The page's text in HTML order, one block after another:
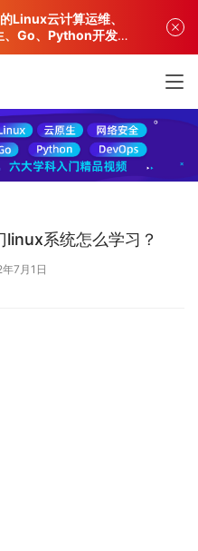
linux系统怎么学习？
7月1日
Linux云计算运维、
、Go、Python开发专